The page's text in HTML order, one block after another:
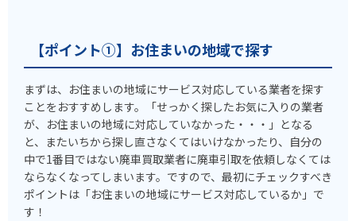
【ポイント①】お住まいの地域で探す
まずは、お住まいの地域にサービス対応している業者を探す
ことをおすすめします。「せっかく探したお気に入りの業者
が、お住まいの地域に対応していなかった・・・」となる
と、またいちから探し直さなくてはいけなかったり、自分の
中で1番目ではない廃車買取業者に廃車引取を依頼しなくては
ならなくなってしまいます。ですので、最初にチェックすべき
ポイントは「お住まいの地域にサービス対応しているか」で
す！